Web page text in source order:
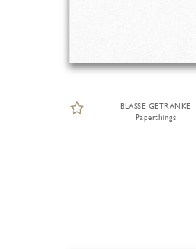
BLASSE GETRÄNKE
Paperthings